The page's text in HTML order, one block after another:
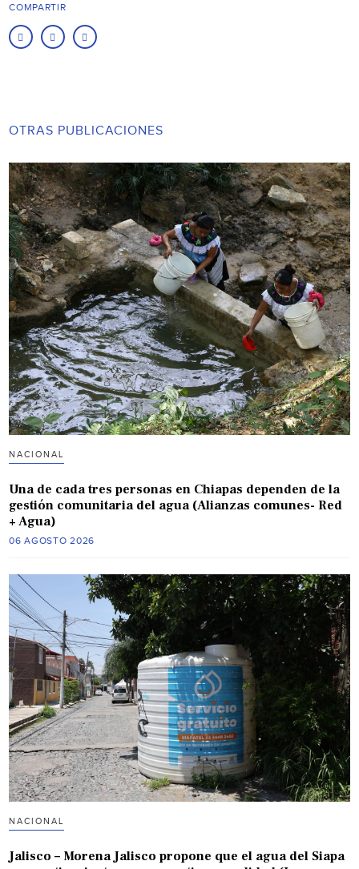
COMPARTIR
OTRAS PUBLICACIONES
NACIONAL
Una de cada tres personas en Chiapas dependen de la
gestión comunitaria del agua (Alianzas comunes- Red
+ Agua)
06 AGOSTO 2026
NACIONAL
Jalisco – Morena Jalisco propone que el agua del Siapa